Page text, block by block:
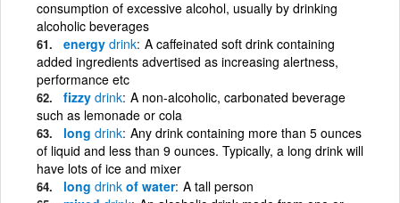
consumption of excessive alcohol, usually by drinking
alcoholic beverages
energy drink A caffeinated soft drink containing
added ingredients advertised as increasing alertness,
performance etc
fizzy drink A non-alcoholic, carbonated beverage
such as lemonade or cola
long drink Any drink containing more than 5 ounces
of liquid and less than 9 ounces. Typically, a long drink will
have lots of ice and mixer
long drink of water A tall person